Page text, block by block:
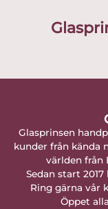
Glasprinsen
kunder från kända
världen från
Sedan start
Ring gärna vår
Öppet